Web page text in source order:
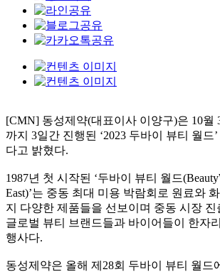
[CMN] 동성제약(대표이사 이양구)은 10월
까지 3일간 진행된 ‘2023 두바이 뷰티 월드’
다고 밝혔다.
1987년 첫 시작된 ‘두바이 뷰티 월드
East)’는 중동 최대 미용 박람회로 원료와
지 다양한 제품들을 선보이며 중동 시장
글로벌 뷰티 브랜드들과 바이어들이 한자
행사다.
동성제약은 올해 제 28회 두바이 뷰티 월드